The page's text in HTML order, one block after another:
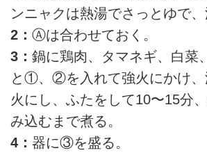
ンニャクは熱湯でさっとゆで、
2： Ⓐは合わせておく。
3： 鍋に鶏肉、タマネギ、白菜
と①、②を入れて強火にかけ、
火にし、ふたをして10〜15分
み込むまで煮る。
4： 器に③を盛る。